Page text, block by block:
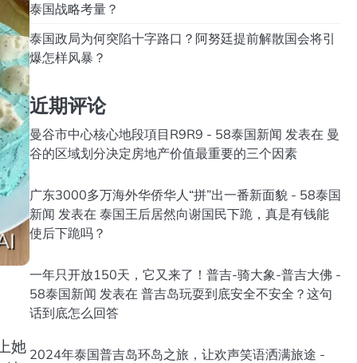
她
泰国战略考量？
泰国政局为何突陷十字路口？阿努廷提前解散国会将引
爆怎样风暴？
近期评论
曼谷市中心核心地段項目R9R9 - 58泰国新闻 发表在 曼
谷的区域划分决定房地产价值最重要的三个因素
广东3000多万海外华侨华人“拼”出一番新面貌 - 58泰国
新闻 发表在 泰国王后居然向谢国民下跪，真是有钱能
使后下跪吗？
一年只开放150天，它又来了！普吉-骑大象-普吉大佛 -
58泰国新闻 发表在 普吉岛玩耍到底安全不安全？这句
话到底怎么回答
2024年泰国普吉岛环岛之旅，让欢声笑语洒满旅途 -